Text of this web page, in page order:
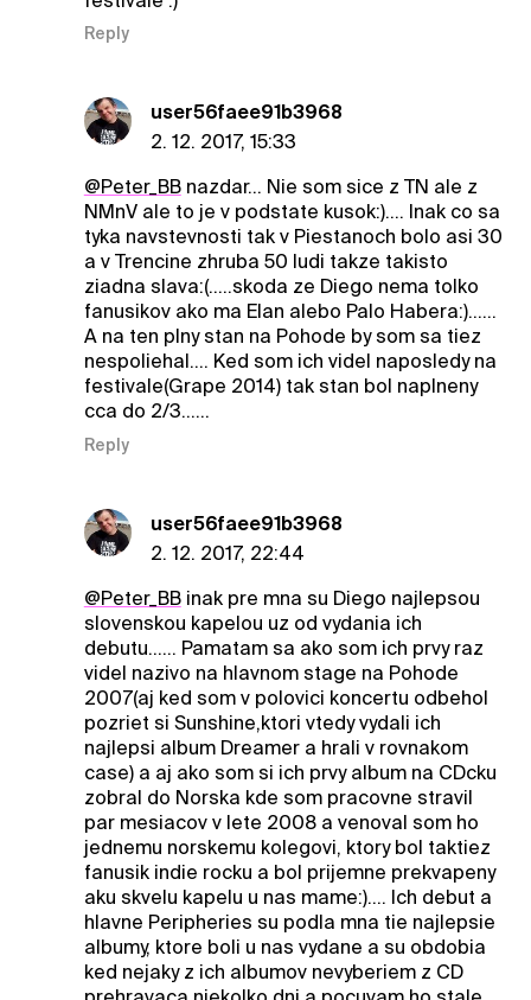
Reply
user56faee91b3968
2. 12. 2017, 15:33
@Peter_BBnazdar... Nie som sice z TN ale z
NMnV ale to je v podstate kusok:).... Inak co sa
tyka navstevnosti tak v Piestanoch bolo asi 30
a v Trencine zhruba 50 ludi takze takisto
ziadna slava:(.....skoda ze Diego nema tolko
fanusikov ako ma Elan alebo Palo Habera:)......
A na ten plny stan na Pohode by som sa tiez
nespoliehal.... Ked som ich videl naposledy na
festivale(Grape 2014) tak stan bol naplneny
cca do 2/3......
Reply
user56faee91b3968
2. 12. 2017, 22:44
@Peter_BBinak pre mna su Diego najlepsou
slovenskou kapelou uz od vydania ich
debutu...... Pamatam sa ako som ich prvy raz
videl nazivo na hlavnom stage na Pohode
2007(aj ked som v polovici koncertu odbehol
pozriet si Sunshine,ktori vtedy vydali ich
najlepsi album Dreamer a hrali v rovnakom
case) a aj ako som si ich prvy album na CDcku
zobral do Norska kde som pracovne stravil
par mesiacov v lete 2008 a venoval som ho
jednemu norskemu kolegovi, ktory bol taktiez
fanusik indie rocku a bol prijemne prekvapeny
aku skvelu kapelu u nas mame:).... Ich debut a
hlavne Peripheries su podla mna tie najlepsie
albumy, ktore boli u nas vydane a su obdobia
ked nejaky z ich albumov nevyberiem z CD